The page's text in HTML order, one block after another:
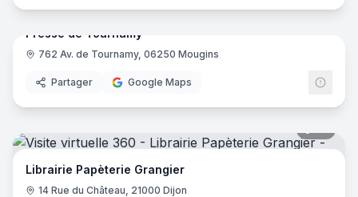
Presse de Tournamy
762 Av. de Tournamy, 06250 Mougins
Partager Google Maps
Librairie Papèterie Grangier
14 Rue du Château, 21000 Dijon